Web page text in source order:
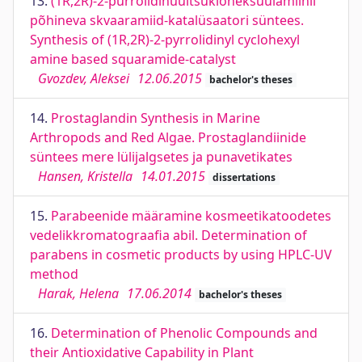
põhineva skvaaramiid-katalüsaatori süntees.
Synthesis of (1R,2R)-2-pyrrolidinyl cyclohexyl
amine based squaramide-catalyst
Gvozdev, Aleksei 12.06.2015 bachelor's theses
14. Prostaglandin Synthesis in Marine
Arthropods and Red Algae. Prostaglandiinide
süntees mere lülijalgsetes ja punavetikates
Hansen, Kristella 14.01.2015 dissertations
15. Parabeenide määramine kosmeetikatoodetes
vedelikkromatograafia abil. Determination of
parabens in cosmetic products by using HPLC-UV
method
Harak, Helena 17.06.2014 bachelor's theses
16. Determination of Phenolic Compounds and
their Antioxidative Capability in Plant